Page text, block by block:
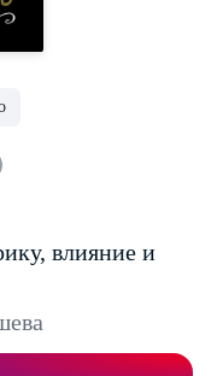
влияние и